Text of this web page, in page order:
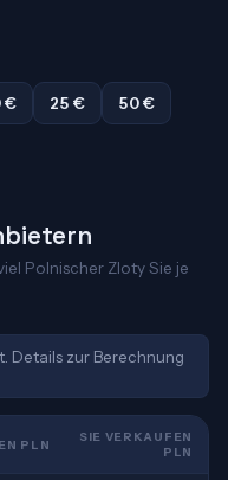
€ 25 €
50 €
Polnischer Zloty Sie je
Details zur Berechnung
PLN
SIE VERKAUFEN
PLN